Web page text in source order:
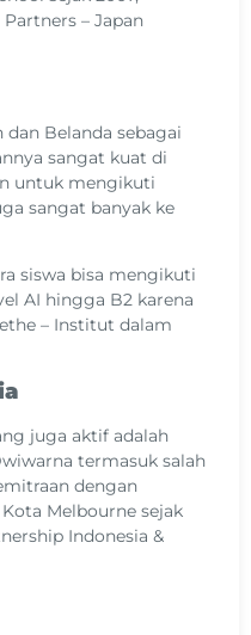
– Japan
dan Belanda sebagai
sangat kuat di
untuk mengikuti
sangat banyak ke
siswa bisa mengikuti
AI hingga B2 karena
– Institut dalam
juga aktif adalah
termasuk salah
dengan
Melbourne sejak
Indonesia &